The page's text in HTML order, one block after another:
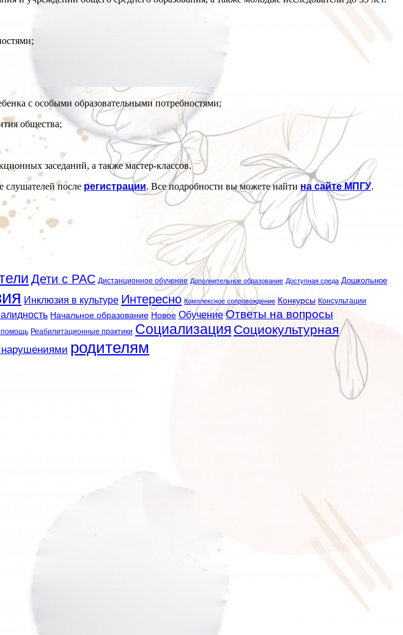
с особыми образовательными потребностями;
общества;
заседаний, а также мастер-классов.
слушателей после регистрации. Все подробности вы можете найтина сайте МПГУ.
Дети с РАС Дистанционное обучение Дополнительное образование Доступная среда Дошкольное
Инклюзия в культуре Интересно Комплексное сопровождение Конкурсы Консультации
Начальное образование Новое Обучение Ответы на вопросы
помощь Реабилитационные практики Социализация Социокультурная
родителям